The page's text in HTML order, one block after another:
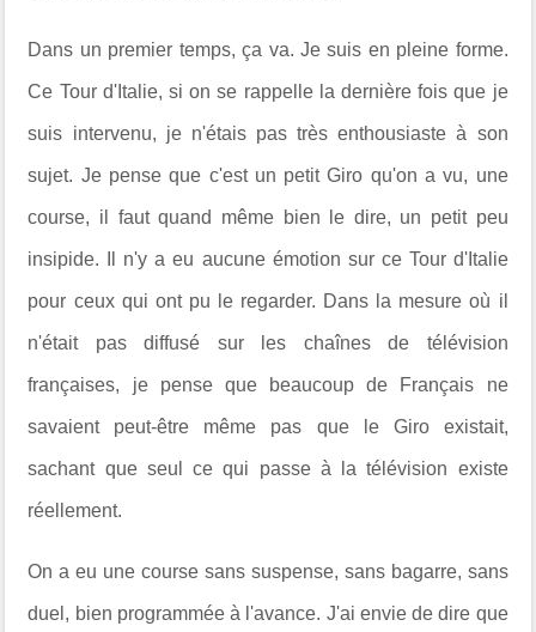
Dans un premier temps, ça va. Je suis en pleine forme.
Ce Tour d'Italie, si on se rappelle la dernière fois que je
suis intervenu, je n'étais pas très enthousiaste à son
sujet. Je pense que c'est un petit Giro qu'on a vu, une
course, il faut quand même bien le dire, un petit peu
insipide. Il n'y a eu aucune émotion sur ce Tour d'Italie
pour ceux qui ont pu le regarder. Dans la mesure où il
n'était pas diffusé sur les chaînes de télévision
françaises, je pense que beaucoup de Français ne
savaient peut-être même pas que le Giro existait,
sachant que seul ce qui passe à la télévision existe
réellement.
On a eu une course sans suspense, sans bagarre, sans
duel, bien programmée à l'avance. J'ai envie de dire que